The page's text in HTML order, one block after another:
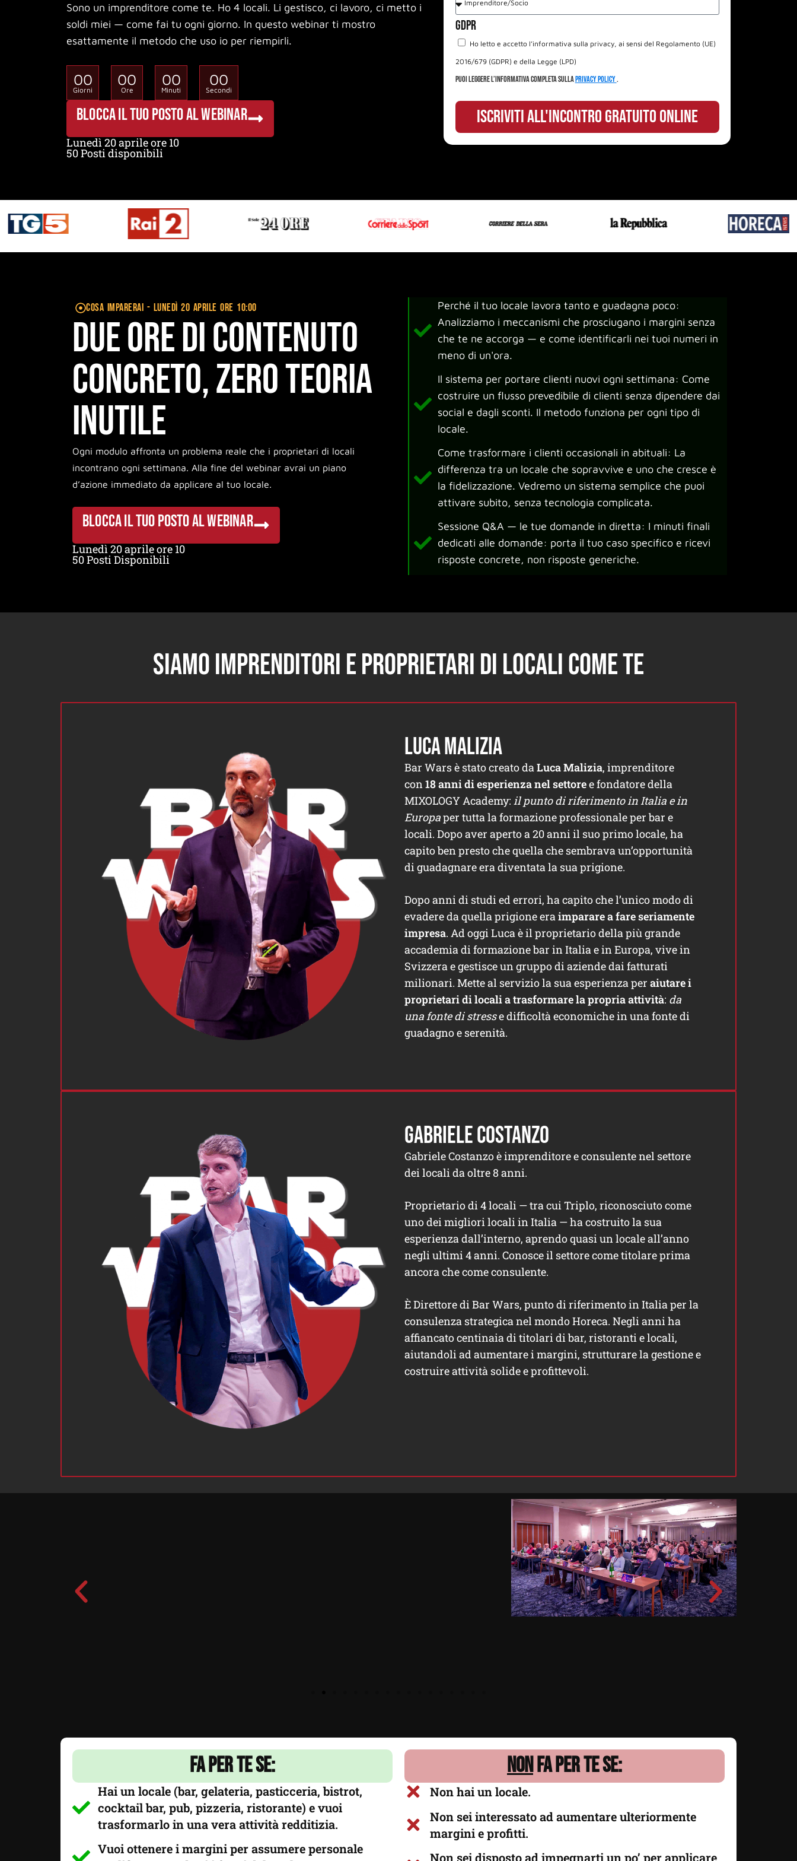
Sono un imprenditore come te. Ho 4 locali. Li gestisco, ci lavoro, ci metto i
soldi miei — come fai tu ogni giorno. In questo webinar ti mostro
esattamente il metodo che uso io per riempirli.
00
Giorni
00
Ore
00
Minuti
00
Secondi
BLOCCA IL TUO POSTO AL WEBINAR
Lunedì 20 aprile ore 10
50 Posti disponibili
GDPR
Ho letto e accetto l’informativa sulla privacy, ai sensi del Regolamento (UE)
2016/679 (GDPR) e della Legge (LPD)
Puoi leggere l’informativa completa sullaPrivacy Policy.
ISCRIVITI ALL'INCONTRO gratuito ONLINE
cosa imparerai - Lunedì 20 aprile ore 10:00
Due ore di contenuto
concreto, zero teoria
inutile
Ogni modulo affronta un problema reale che i proprietari di locali
incontrano ogni settimana. Alla fine del webinar avrai un piano
d’azione immediato da applicare al tuo locale.
BLOCCA IL TUO POSTO AL WEBINAR
Lunedì 20 aprile ore 10
50 Posti Disponibili
Perché il tuo locale lavora tanto e guadagna poco:
Analizziamo i meccanismi che prosciugano i margini senza
che te ne accorga — e come identificarli nei tuoi numeri in
meno di un'ora.
Il sistema per portare clienti nuovi ogni settimana: Come
costruire un flusso prevedibile di clienti senza dipendere dai
social e dagli sconti. Il metodo funziona per ogni tipo di
locale.
Come trasformare i clienti occasionali in abituali: La
differenza tra un locale che sopravvive e uno che cresce è
la fidelizzazione. Vedremo un sistema semplice che puoi
attivare subito, senza tecnologia complicata.
Sessione Q&A — le tue domande in diretta: I minuti finali
dedicati alle domande: porta il tuo caso specifico e ricevi
risposte concrete, non risposte generiche.
Siamo imprenditori e proprietari di locali come te
LUCA MALIZIA
Bar Wars è stato creato daLuca Malizia, imprenditore
con18 anni di esperienza nel settoree fondatore della
MIXOLOGY Academy: il punto di riferimento in Italia e in
Europaper tutta la formazione professionale per bar e
locali. Dopo aver aperto a 20 anni il suo primo locale, ha
capito ben presto che quella che sembrava un’opportunità
di guadagnare era diventata la sua prigione.
Dopo anni di studi ed errori, ha capito che l’unico modo di
evadere da quella prigione eraimparare a fare seriamente
impresa. Ad oggi Luca è il proprietario della più grande
accademia di formazione bar in Italia e in Europa, vive in
Svizzera e gestisce un gruppo di aziende dai fatturati
milionari. Mette al servizio la sua esperienza per aiutare i
proprietari di locali a trasformare la propria attività: da
una fonte di stresse difficoltà economiche in una fonte di
guadagno e serenità.
GABRIELE COSTANZO
Gabriele Costanzo è imprenditore e consulente nel settore
dei locali da oltre 8 anni.
Proprietario di 4 locali — tra cui Triplo, riconosciuto come
uno dei migliori locali in Italia — ha costruito la sua
esperienza dall’interno, aprendo quasi un locale all’anno
negli ultimi 4 anni. Conosce il settore come titolare prima
ancora che come consulente.
È Direttore di Bar Wars, punto di riferimento in Italia per la
consulenza strategica nel mondo Horeca. Negli anni ha
affiancato centinaia di titolari di bar, ristoranti e locali,
aiutandoli ad aumentare i margini, strutturare la gestione e
costruire attività solide e profittevoli.
Fa per te se:
Hai un locale (bar, gelateria, pasticceria, bistrot,
cocktail bar, pub, pizzeria, ristorante) e vuoi
trasformarlo in una vera attività redditizia.
Vuoi ottenere i margini per assumere personale
NONfa per te se:
Non hai un locale.
Non sei interessato ad aumentare ulteriormente
margini e profitti.
Non sei disposto ad impegnarti un po’ per applicare